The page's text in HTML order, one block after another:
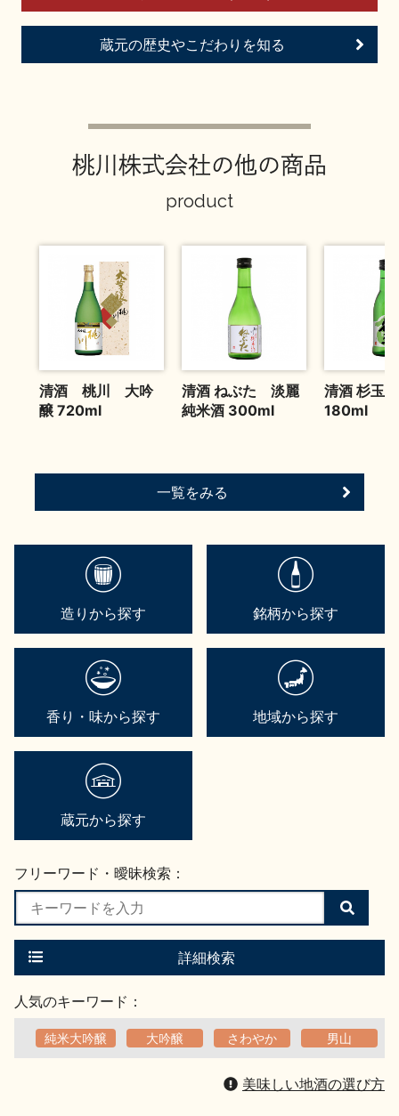
お問い合わせ
蔵元の歴史やこだわりを知る
桃川株式会社の他の商品
product
清酒 桃川 大吟
醸 720ml
清酒 ねぶた 淡麗
純米酒 300ml
清酒 杉玉
180ml
一覧をみる
造りから探す 銘柄から探す
香り・味から探す 地域から探す
蔵元から探す
フリーワード・曖昧検索：
検
索
す
詳細検索
人気のキーワード：
純米大吟醸 大吟醸 さわやか 男山
美味しい地酒の選び方